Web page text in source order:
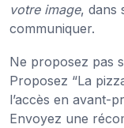
votre image, dans
communiquer.
Ne proposez pas
Proposez “La
l’accès en avant-
Envoyez une